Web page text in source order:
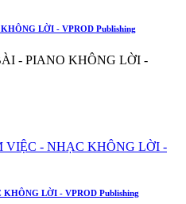
LỜI - VPROD Publishing
- PIANO KHÔNG LỜI -
LỜI - VPROD Publishing